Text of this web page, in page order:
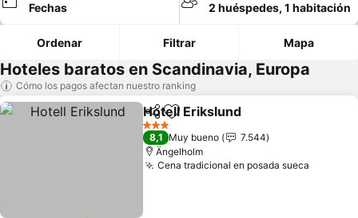
Fechas 2 huéspedes, 1 habitación
Ordenar Filtrar Mapa
Hoteles baratos en Scandinavia, Europa
Cómo los pagos afectan nuestro ranking
CompartirAgregar a favoritos
Hotell Erikslund
3 Estrellas
8,1 Muy bueno
7.544
Ängelholm
Cena tradicional en posada sueca